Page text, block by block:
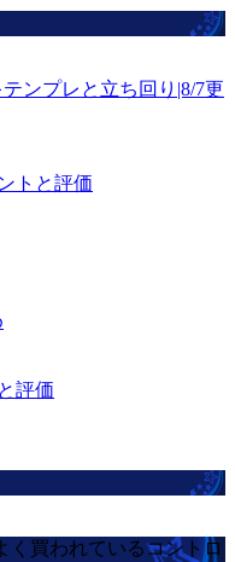
ンプレと立ち回り|8/7更
トと評価
評価
く買われているコントロ